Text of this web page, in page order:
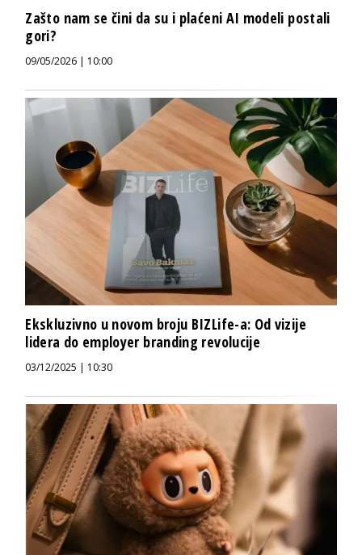
Zašto nam se čini da su i plaćeni AI modeli postali
gori?
09/05/2026 | 10:00
Ekskluzivno u novom broju BIZLife-a: Od vizije
lidera do employer branding revolucije
03/12/2025 | 10:30